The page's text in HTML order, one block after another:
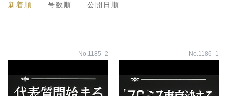
新着順 号数順 公開日順
No.1185_2 No.1186_1